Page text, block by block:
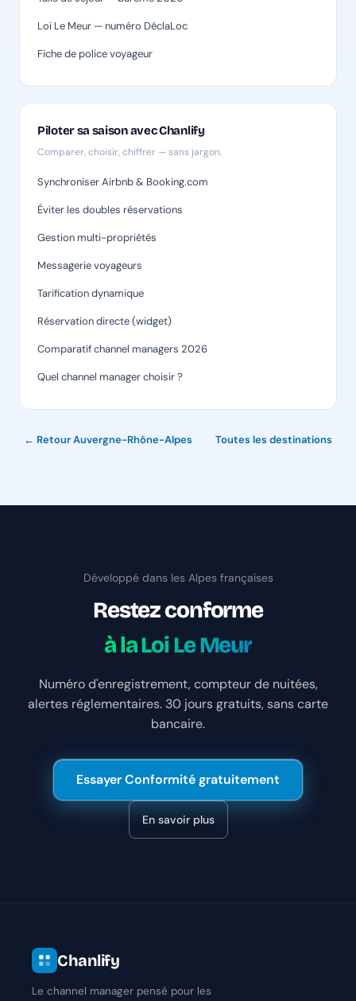
Loi Le Meur — numéro DéclaLoc
Fiche de police voyageur
Piloter sa saison avec Chanlify
Comparer, choisir, chiffrer — sans jargon.
Synchroniser Airbnb & Booking.com
Éviter les doubles réservations
Gestion multi-propriétés
Messagerie voyageurs
Tarification dynamique
Réservation directe (widget)
Comparatif channel managers 2026
Quel channel manager choisir ?
← Retour Auvergne-Rhône-Alpes Toutes les destinations
Développé dans les Alpes françaises
Restez conforme
à la Loi Le Meur
Numéro d'enregistrement, compteur de nuitées,
alertes réglementaires. 30 jours gratuits, sans carte
bancaire.
Essayer Conformité gratuitement
En savoir plus
Chanlify
Le channel manager pensé pour les